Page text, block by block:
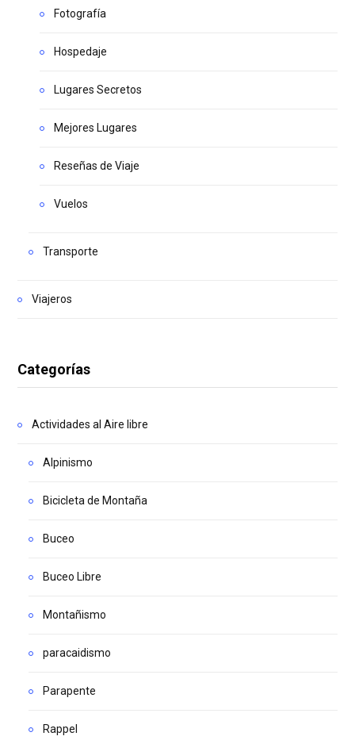
Fotografía
Hospedaje
Lugares Secretos
Mejores Lugares
Reseñas de Viaje
Vuelos
Transporte
Viajeros
Categorías
Actividades al Aire libre
Alpinismo
Bicicleta de Montaña
Buceo
Buceo Libre
Montañismo
paracaidismo
Parapente
Rappel